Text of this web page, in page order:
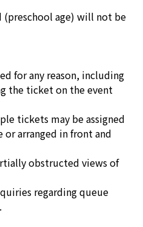
(preschool age) will not be
for any reason, including
the ticket on the event
tickets may be assigned
or arranged in front and
obstructed views of
regarding queue